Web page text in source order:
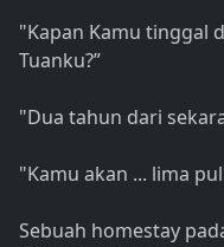
"Kapan Kamu tinggal
Tuanku?”
"Dua tahun dari
"Kamu akan ... lima
Sebuah homestay